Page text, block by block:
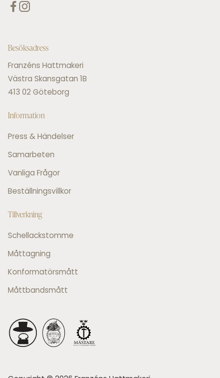
Besöksadress
Franzéns Hattmakeri
Västra Skansgatan 1B
413 02 Göteborg
Information
Press & Händelser
Samarbeten
Vanliga Frågor
Beställningsvillkor
Tillverkning
Schellackstomme
Måttagning
Konformatörsmått
Måttbandsmått